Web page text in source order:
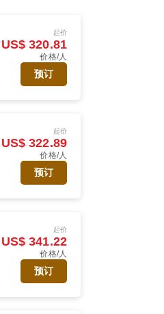
起价
US$ 320.81
价格/人
预订
起价
US$ 322.89
价格/人
预订
起价
US$ 341.22
价格/人
预订